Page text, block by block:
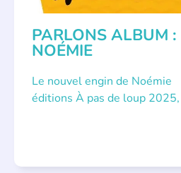
PARLONS ALBUM :
NOÉMIE
Le nouvel engin de
éditions À pas de loup